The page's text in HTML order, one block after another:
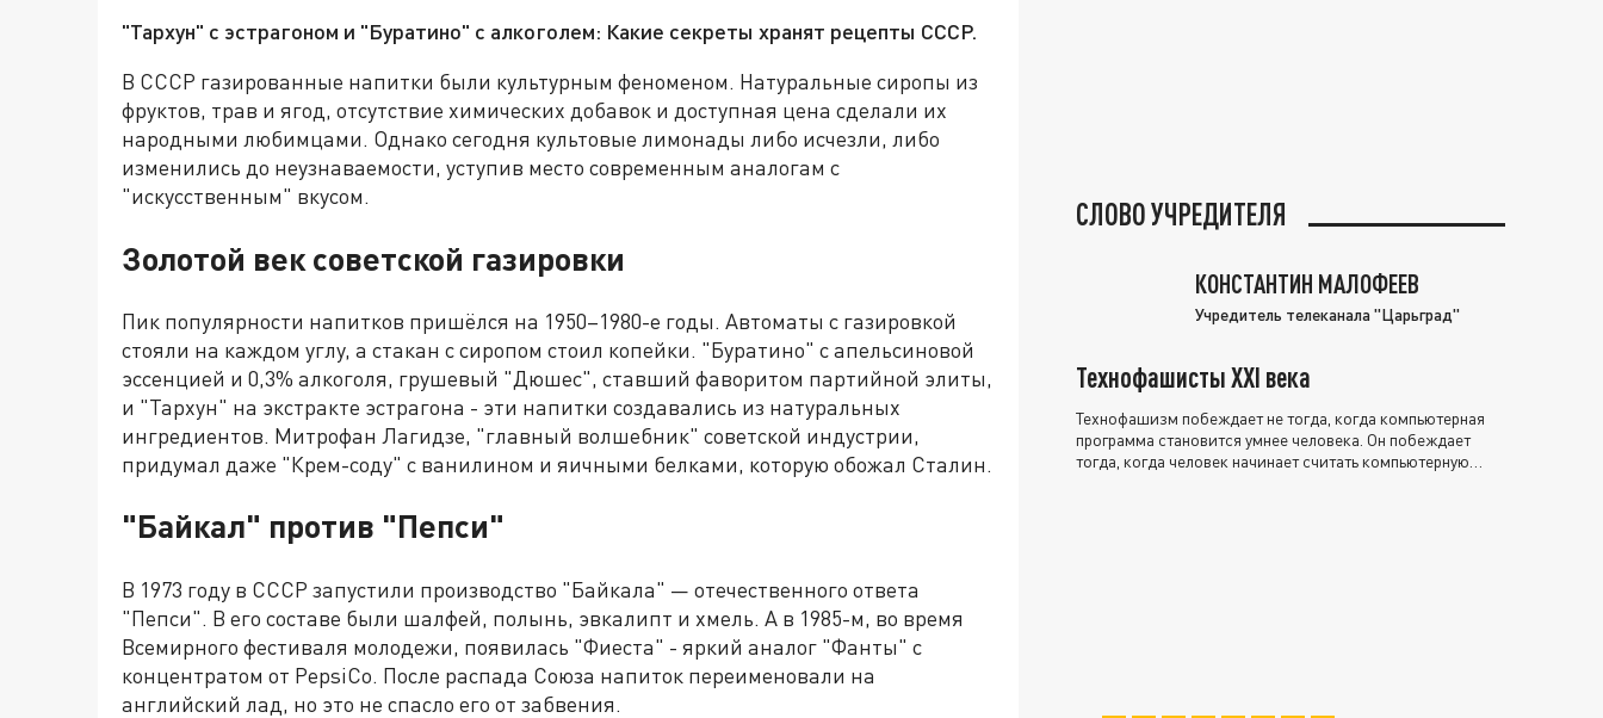
"Тархун" с эстрагоном и "Буратино" с алкоголем: Какие секреты хранят рецепты СССР.
В СССР газированные напитки были культурным феноменом. Натуральные сиропы из
фруктов, трав и ягод, отсутствие химических добавок и доступная цена сделали их
народными любимцами. Однако сегодня культовые лимонады либо исчезли, либо
изменились до неузнаваемости, уступив место современным аналогам с
"искусственным" вкусом.
Золотой век советской газировки
Пик популярности напитков пришёлся на 1950–1980-е годы. Автоматы с газировкой
стояли на каждом углу, а стакан с сиропом стоил копейки. "Буратино" с апельсиновой
эссенцией и 0,3% алкоголя, грушевый "Дюшес", ставший фаворитом партийной элиты,
и "Тархун" на экстракте эстрагона - эти напитки создавались из натуральных
ингредиентов. Митрофан Лагидзе, "главный волшебник" советской индустрии,
придумал даже "Крем-соду" с ванилином и яичными белками, которую обожал Сталин.
"Байкал" против "Пепси"
В 1973 году в СССР запустили производство "Байкала" — отечественного ответа
"Пепси". В его составе были шалфей, полынь, эвкалипт и хмель. А в 1985-м, во время
Всемирного фестиваля молодежи, появилась "Фиеста" - яркий аналог "Фанты" с
концентратом от PepsiCo. После распада Союза напиток переименовали на
английский лад, но это не спасло его от забвения.
СЛОВО УЧРЕДИТЕЛЯ
КОНСТАНТИН МАЛОФЕЕВ
Учредитель телеканала "Царьград"
Технофашисты XXI века
Технофашизм побеждает не тогда, когда компьютерная
программа становится умнее человека. Он побеждает
тогда, когда человек начинает считать компьютерную